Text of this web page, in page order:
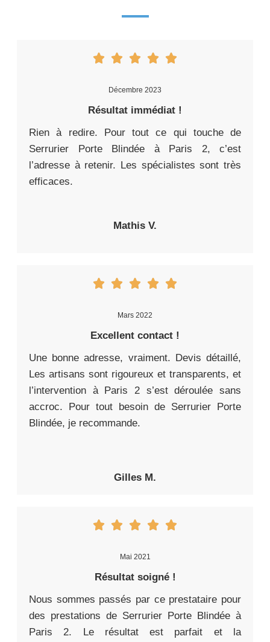
Décembre 2023
Résultat immédiat !
Rien à redire. Pour tout ce qui touche de
Serrurier Porte Blindée à Paris 2, c’est
l’adresse à retenir. Les spécialistes sont très
efficaces.
Mathis V.
Mars 2022
Excellent contact !
Une bonne adresse, vraiment. Devis détaillé,
Les artisans sont rigoureux et transparents, et
l’intervention à Paris 2 s’est déroulée sans
accroc. Pour tout besoin de Serrurier Porte
Blindée, je recommande.
Gilles M.
Mai 2021
Résultat soigné !
Nous sommes passés par ce prestataire pour
des prestations de Serrurier Porte Blindée à
Paris 2. Le résultat est parfait et la